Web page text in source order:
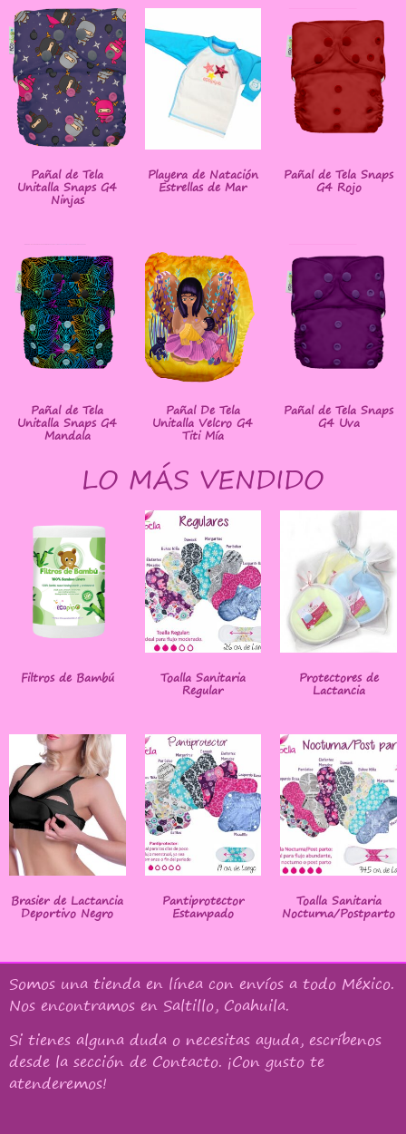
Pañal de Tela
Unitalla Snaps G4
Ninjas
Playera de Natación
Estrellas de Mar
Pañal de Tela Snaps
G4 Rojo
Pañal de Tela
Unitalla Snaps G4
Mandala
Pañal De Tela
Unitalla Velcro G4
Titi Mía
Pañal de Tela Snaps
G4 Uva
LO MÁS VENDIDO
Filtros de Bambú Toalla Sanitaria
Regular
Protectores de
Lactancia
Brasier de Lactancia
Deportivo Negro
Pantiprotector
Estampado
Toalla Sanitaria
Nocturna/Postparto
Somos una tienda en línea con envíos a todo México.
Nos encontramos en Saltillo, Coahuila.
Si tienes alguna duda o necesitas ayuda, escríbenos
desde la sección de Contacto. ¡Con gusto te
atenderemos!